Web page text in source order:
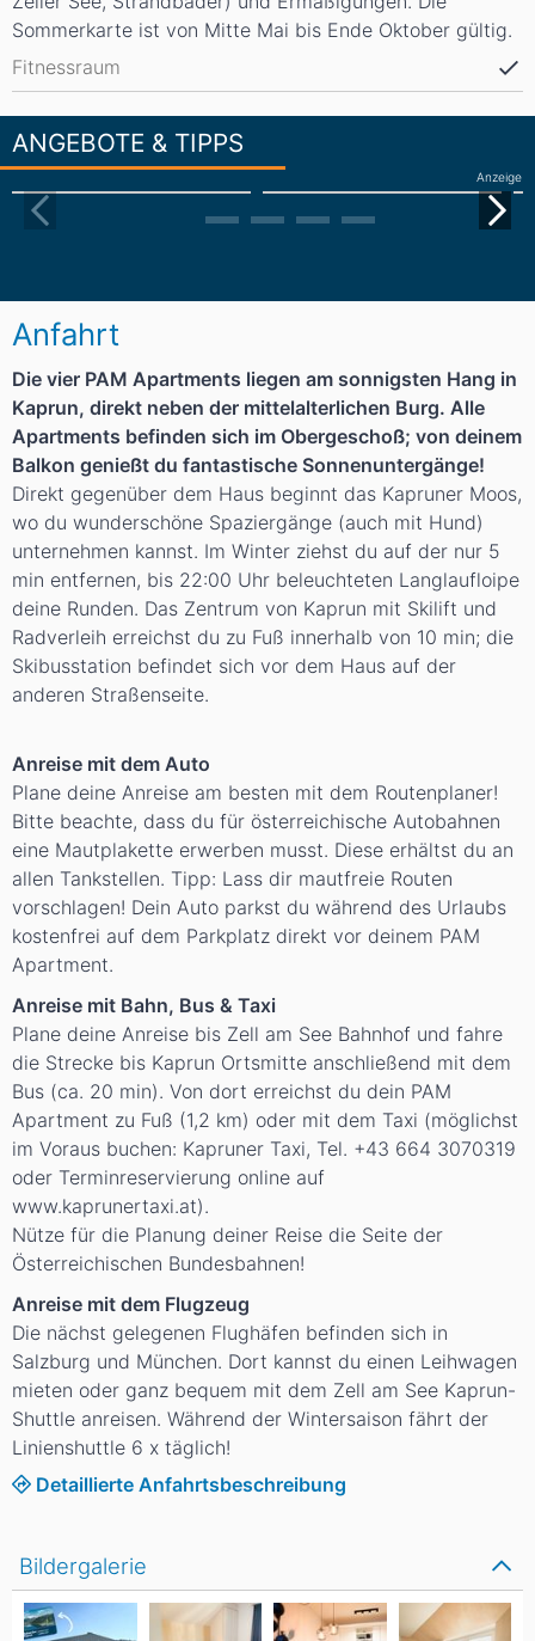
Sommerkarte ist von Mitte Mai bis Ende Oktober gültig.
Fitnessraum
ANGEBOTE & TIPPS
Anzeige
Anfahrt
Die vier PAM Apartments liegen am sonnigsten Hang in
Kaprun, direkt neben der mittelalterlichen Burg. Alle
Apartments befinden sich im Obergeschoß; von deinem
Balkon genießt du fantastische Sonnenuntergänge!
Direkt gegenüber dem Haus beginnt das Kapruner Moos,
wo du wunderschöne Spaziergänge (auch mit Hund)
unternehmen kannst. Im Winter ziehst du auf der nur 5
min entfernen, bis 22:00 Uhr beleuchteten Langlaufloipe
deine Runden. Das Zentrum von Kaprun mit Skilift und
Radverleih erreichst du zu Fuß innerhalb von 10 min; die
Skibusstation befindet sich vor dem Haus auf der
anderen Straßenseite.
Anreise mit dem Auto
Plane deine Anreise am besten mit dem Routenplaner!
Bitte beachte, dass du für österreichische Autobahnen
eine Mautplakette erwerben musst. Diese erhältst du an
allen Tankstellen. Tipp: Lass dir mautfreie Routen
vorschlagen! Dein Auto parkst du während des Urlaubs
kostenfrei auf dem Parkplatz direkt vor deinem PAM
Apartment.
Anreise mit Bahn, Bus & Taxi
Plane deine Anreise bis Zell am See Bahnhof und fahre
die Strecke bis Kaprun Ortsmitte anschließend mit dem
Bus (ca. 20 min). Von dort erreichst du dein PAM
Apartment zu Fuß (1,2 km) oder mit dem Taxi (möglichst
im Voraus buchen: Kapruner Taxi, Tel. +43 664 3070319
oder Terminreservierung online auf
www.kaprunertaxi.at).
Nütze für die Planung deiner Reise die Seite der
Österreichischen Bundesbahnen!
Anreise mit dem Flugzeug
Die nächst gelegenen Flughäfen befinden sich in
Salzburg und München. Dort kannst du einen Leihwagen
mieten oder ganz bequem mit dem Zell am See Kaprun-
Shuttle anreisen. Während der Wintersaison fährt der
Linienshuttle 6 x täglich!
Detaillierte Anfahrtsbeschreibung
Bildergalerie